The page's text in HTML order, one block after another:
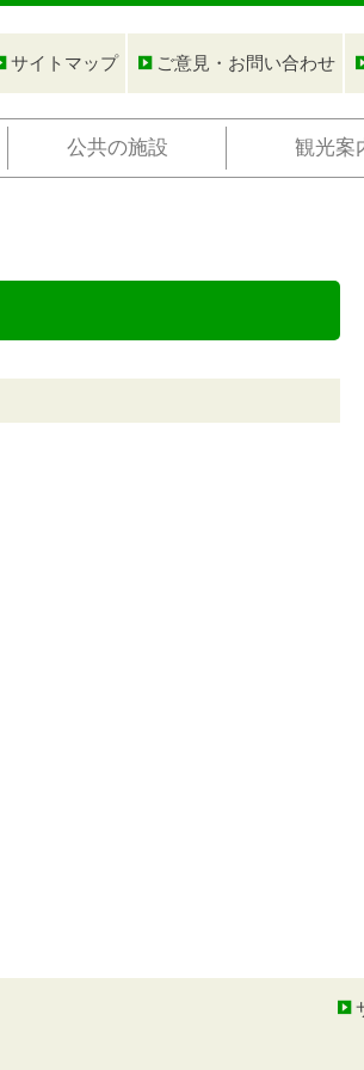
サイトマップ ご意見・お問い合わせ
公共の施設 観光案